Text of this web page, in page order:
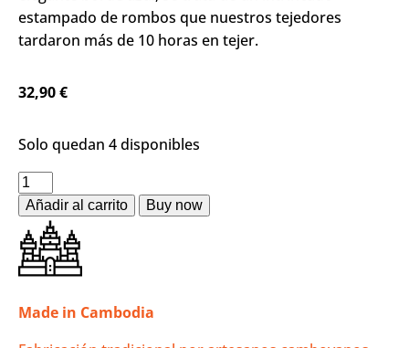
estampado de rombos que nuestros tejedores
tardaron más de 10 horas en tejer.
32,90€
Solo quedan 4 disponibles
Añadir al carrito
Made in Cambodia